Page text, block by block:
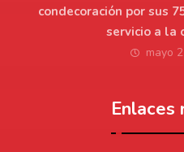
condecoración por sus
servicio a la
mayo
Enlaces